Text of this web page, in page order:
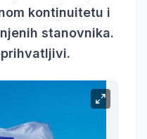
kontinuitetu i
stanovnika.